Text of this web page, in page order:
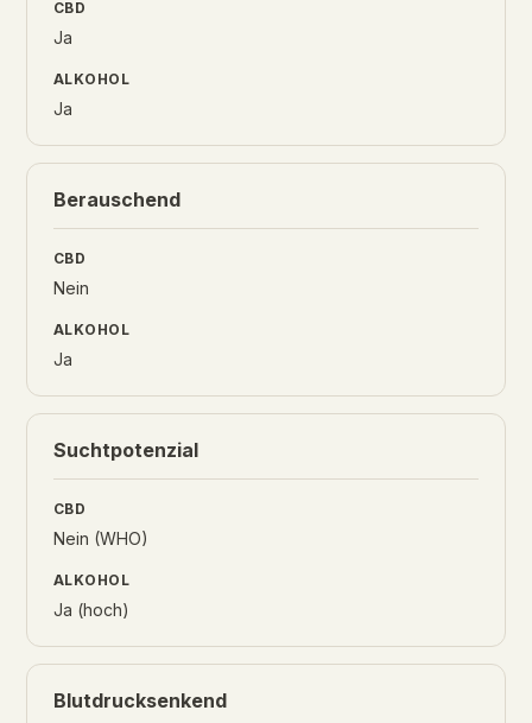
Ja
Ja
Berauschend
Nein
Ja
Suchtpotenzial
Nein (WHO)
Ja (hoch)
Blutdrucksenkend